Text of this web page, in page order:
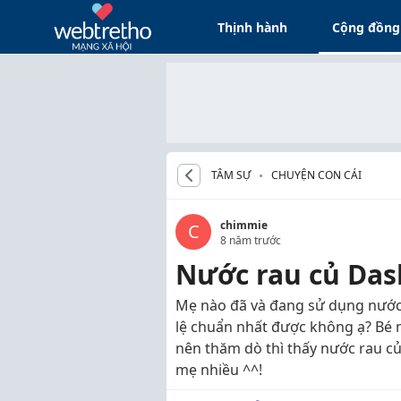
Thịnh hành Cộng đồng
TÂM SỰ CHUYỆN CON CÁI
C
chimmie
8 năm trước
Nước rau củ
Mẹ nào đã và đang sử dụng
lệ chuẩn nhất được không ạ?
nên thăm dò thì thấy nước rau
mẹ nhiều ^^!